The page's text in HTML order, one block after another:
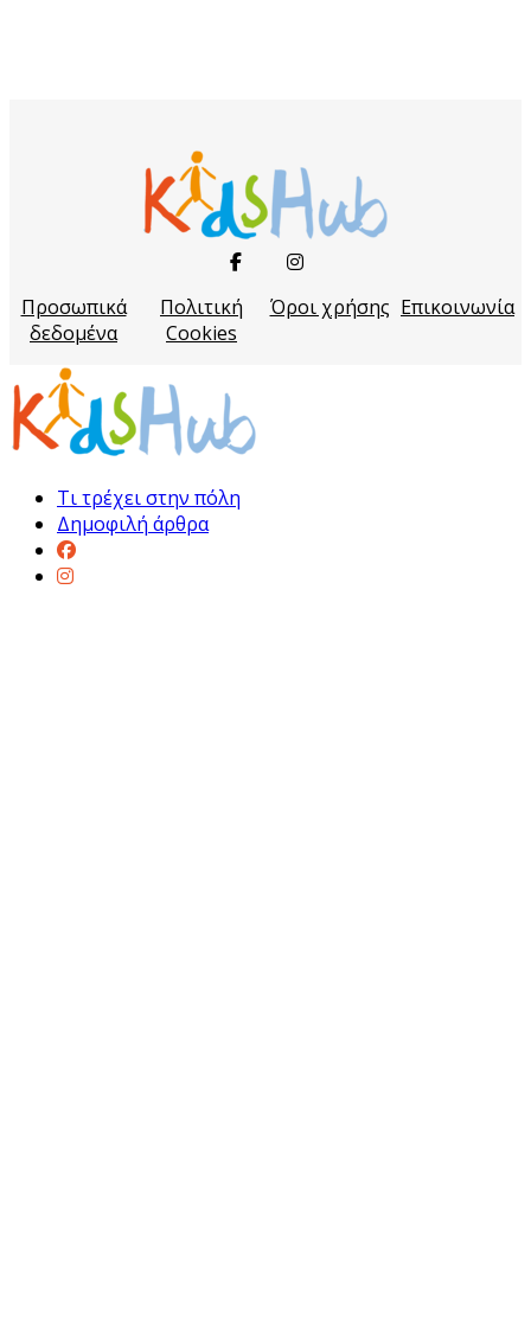
Προσωπικά
δεδομένα
Πολιτική
Cookies
Όροι χρήσης Επικοινωνία
Τι τρέχει στην πόλη
Δημοφιλή άρθρα